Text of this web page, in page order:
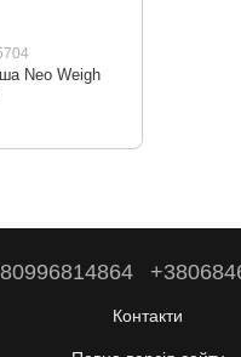
Neo Weigh
Контакти